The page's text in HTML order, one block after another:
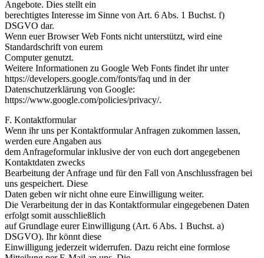
Angebote. Dies stellt ein
berechtigtes Interesse im Sinne von Art. 6 Abs. 1 Buchst. f)
DSGVO dar.
Wenn euer Browser Web Fonts nicht unterstützt, wird eine
Standardschrift von eurem
Computer genutzt.
Weitere Informationen zu Google Web Fonts findet ihr unter
https://developers.google.com/fonts/faq und in der
Datenschutzerklärung von Google:
https://www.google.com/policies/privacy/.
F. Kontaktformular
Wenn ihr uns per Kontaktformular Anfragen zukommen lassen,
werden eure Angaben aus
dem Anfrageformular inklusive der von euch dort angegebenen
Kontaktdaten zwecks
Bearbeitung der Anfrage und für den Fall von Anschlussfragen bei
uns gespeichert. Diese
Daten geben wir nicht ohne eure Einwilligung weiter.
Die Verarbeitung der in das Kontaktformular eingegebenen Daten
erfolgt somit ausschließlich
auf Grundlage eurer Einwilligung (Art. 6 Abs. 1 Buchst. a)
DSGVO). Ihr könnt diese
Einwilligung jederzeit widerrufen. Dazu reicht eine formlose